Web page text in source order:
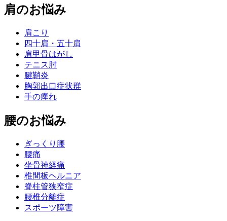
肩のお悩み
肩こり
四十肩・五十肩
肩甲骨はがし
テニス肘
腱鞘炎
胸郭出口症状群
手の痺れ
腰のお悩み
ぎっくり腰
腰痛
坐骨神経痛
椎間板ヘルニア
脊柱管狭窄症
腰椎分離症
スポーツ障害